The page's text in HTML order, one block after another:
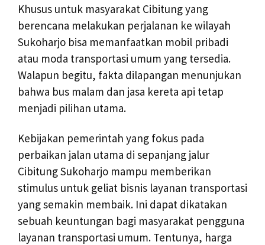
Khusus untuk masyarakat Cibitung yang
berencana melakukan perjalanan ke wilayah
Sukoharjo bisa memanfaatkan mobil pribadi
atau moda transportasi umum yang tersedia.
Walapun begitu, fakta dilapangan menunjukan
bahwa bus malam dan jasa kereta api tetap
menjadi pilihan utama.
Kebijakan pemerintah yang fokus pada
perbaikan jalan utama di sepanjang jalur
Cibitung Sukoharjo mampu memberikan
stimulus untuk geliat bisnis layanan transportasi
yang semakin membaik. Ini dapat dikatakan
sebuah keuntungan bagi masyarakat pengguna
layanan transportasi umum. Tentunya, harga